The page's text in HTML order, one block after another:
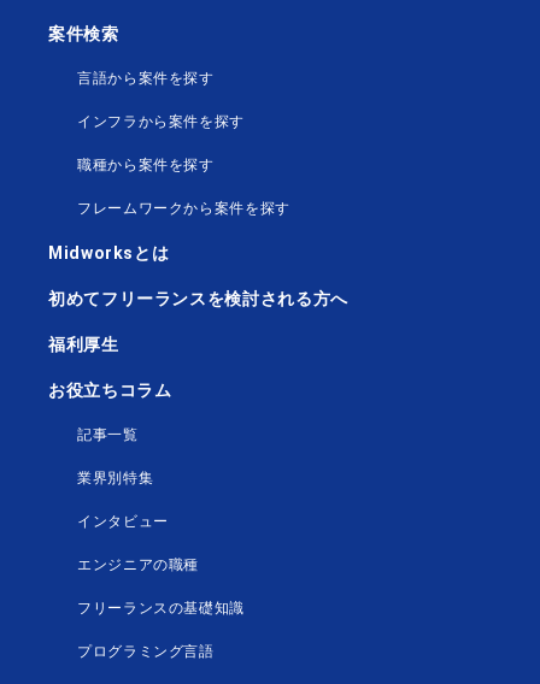
案件検索
言語から案件を探す
インフラから案件を探す
職種から案件を探す
フレームワークから案件を探す
Midworksとは
初めてフリーランスを検討される方へ
福利厚生
お役立ちコラム
記事一覧
業界別特集
インタビュー
エンジニアの職種
フリーランスの基礎知識
プログラミング言語